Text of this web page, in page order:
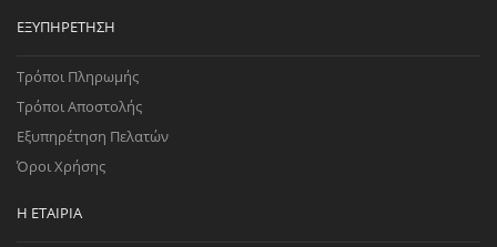
ΕΞΥΠΗΡΈΤΗΣΗ
Τρόποι Πληρωμής
Τρόποι Αποστολής
Εξυπηρέτηση Πελατών
Όροι Χρήσης
Η ΕΤΑΙΡΊΑ